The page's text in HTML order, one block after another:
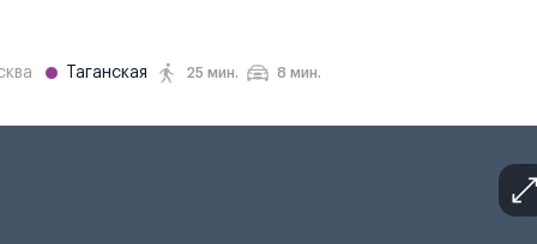
Таганская 25 мин. 8 мин.